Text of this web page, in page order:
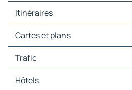
Figeac Cartes et plans
Figeac Trafic
Figeac Hôtels
Figeac Restaurants
Figeac Stations-service
Itinéraires
Itinéraires Figeac - Conques
Itinéraires Figeac - Cabrerets
Itinéraires Figeac - Saint-Jean-
Itinéraires Figeac - Saint-Cirq-
Itinéraires Figeac - Padirac
Itinéraires Figeac - Prudhomat
Cartes et plans
Cartes et plans Conques
Cartes et plans Cabrerets
Cartes et plans Saint-Jean-
Cartes et plans Saint-Cirq-Lapopie
Trafic
Trafic Conques
Trafic Cabrerets
Hôtels